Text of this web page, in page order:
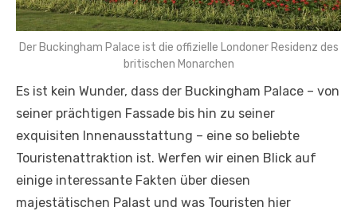
Der Buckingham Palace ist die offizielle Londoner Residenz des
britischen Monarchen
Es ist kein Wunder, dass der Buckingham Palace – von
seiner prächtigen Fassade bis hin zu seiner
exquisiten Innenausstattung – eine so beliebte
Touristenattraktion ist. Werfen wir einen Blick auf
einige interessante Fakten über diesen
majestätischen Palast und was Touristen hier